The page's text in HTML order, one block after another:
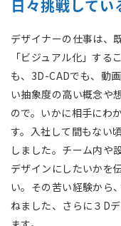
日々挑戦してい
デザイナーの仕事は、
「ビジュアル化」す
も、3D-CADでも、動
い抽象度の高い概念や
ので。いかに相手にわ
す。入社して間もない
しました。チーム内や
デザインにしたいかを
い。その苦い経験から
ねました、さらに３D